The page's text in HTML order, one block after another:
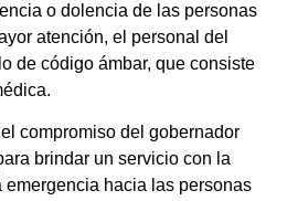
o dolencia de las personas
atención, el personal del
de código ámbar, que consiste
compromiso del gobernador
brindar un servicio con la
hacia las personas